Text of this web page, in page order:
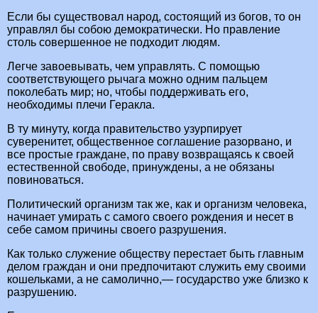
Если бы существовал народ, состоящий из богов, то он
управлял бы собою демократически. Но правление
столь совершенное не подходит людям.
Легче завоевывать, чем управлять. С помощью
соответствующего рычага можно одним пальцем
поколебать мир; но, чтобы поддерживать его,
необходимы плечи Геракла.
В ту минуту, когда правительство узурпирует
суверенитет, общественное соглашение разорвано, и
все простые граждане, по праву возвращаясь к своей
естественной свободе, принуждены, а не обязаны
повиноваться.
Политический организм так же, как и организм человека,
начинает умирать с самого своего рождения и несет в
себе самом причины своего разрушения.
Как только служение обществу перестает быть главным
делом граждан и они предпочитают служить ему своими
кошельками, а не самолично,— государство уже близко к
разрушению.